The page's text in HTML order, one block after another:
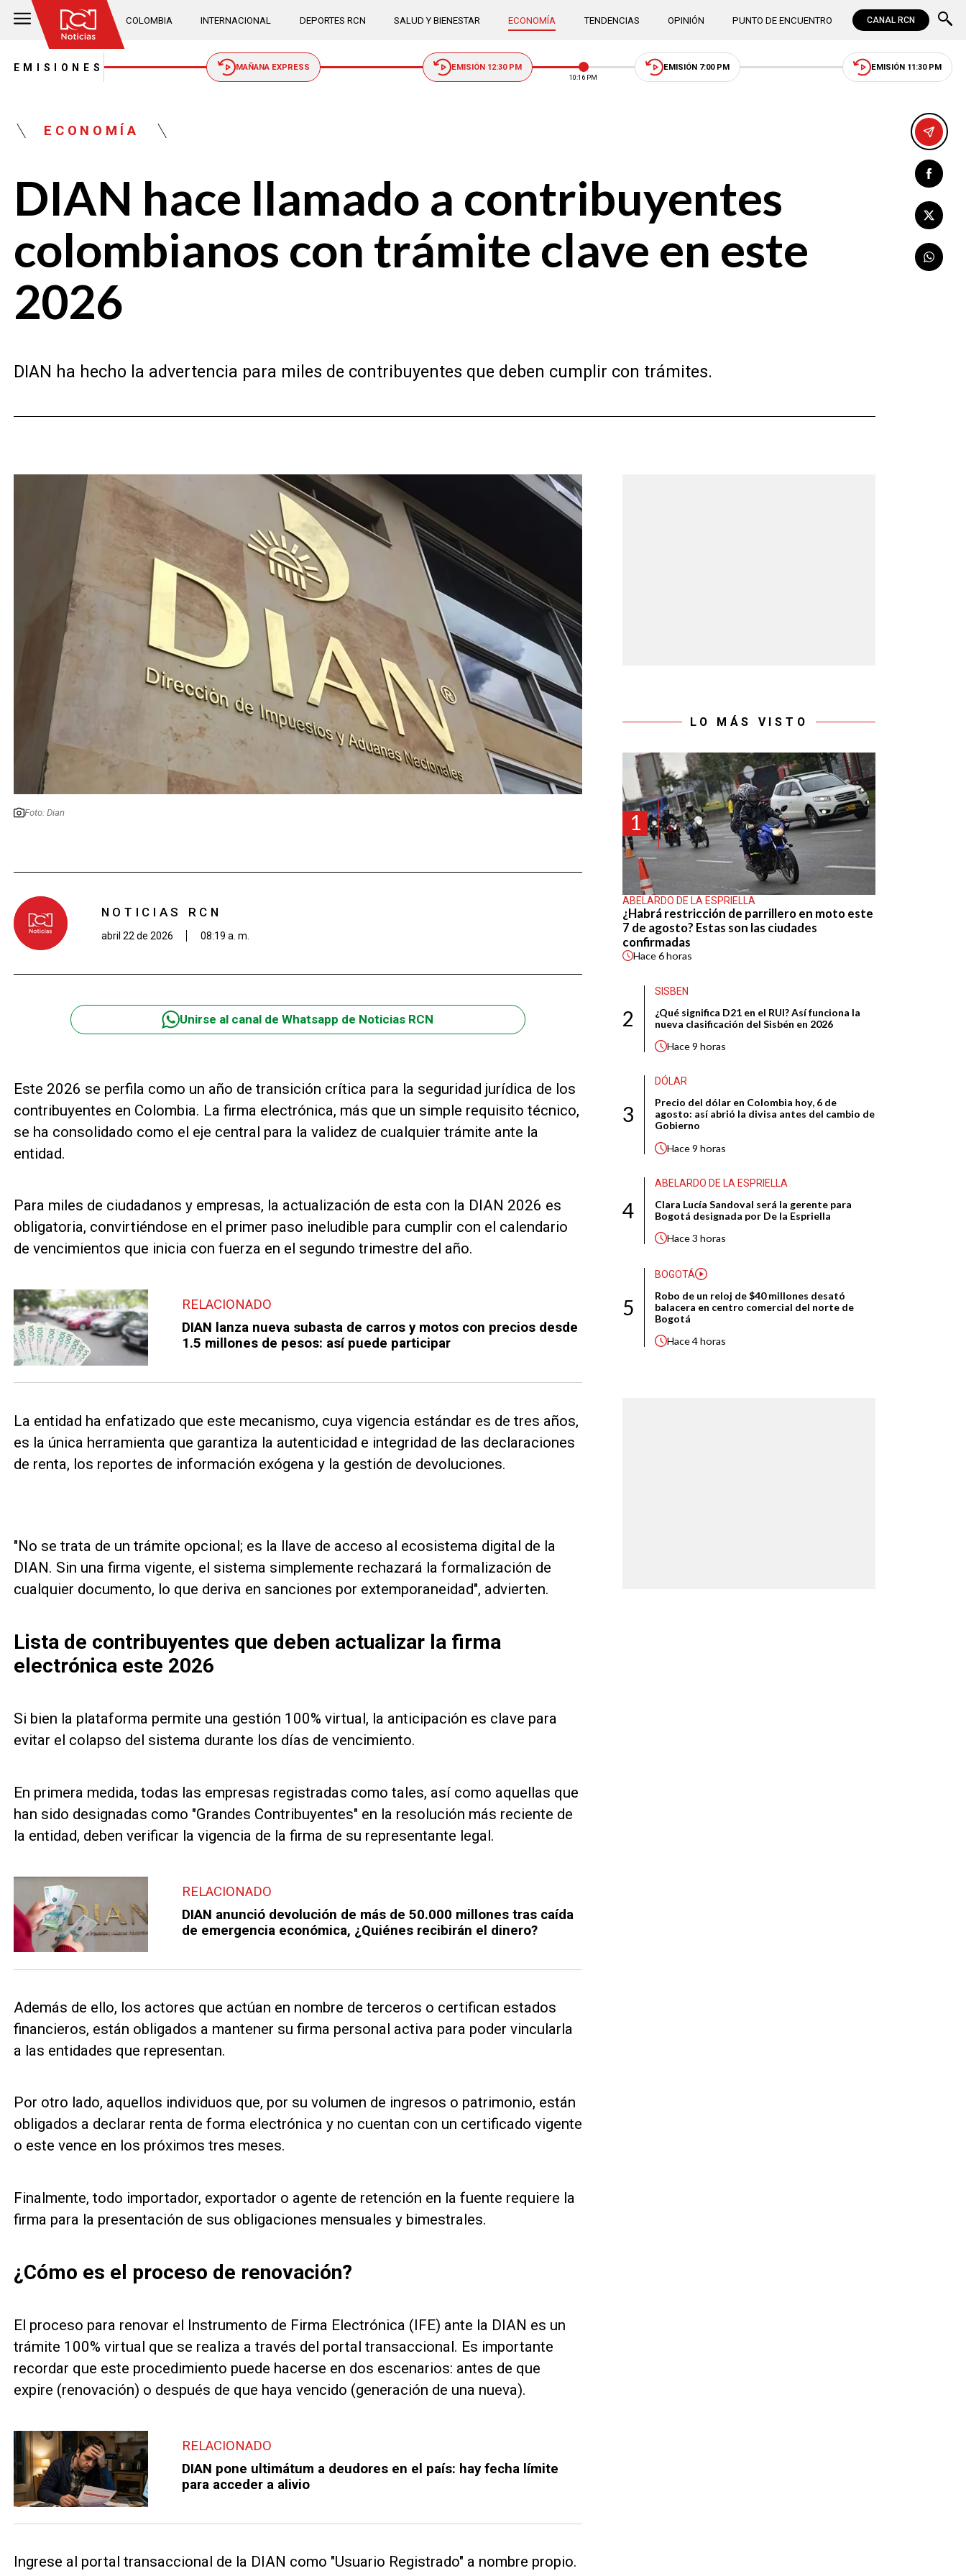
COLOMBIA INTERNACIONAL DEPORTES RCN SALUD Y BIENESTAR ECONOMÍA TENDENCIAS OPINIÓN PUNTO DE ENCUENTRO CANAL RCN
EMISIONES MAÑANA EXPRESS EMISIÓN 12:30 PM
10:16 PM
EMISIÓN 7:00 PM EMISIÓN 11:30 PM
ECONOMÍA
DIAN hace llamado a contribuyentes
colombianos con trámite clave en este
2026
DIAN ha hecho la advertencia para miles de contribuyentes que deben cumplir con trámites.
Foto: Dian
NOTICIAS RCN
abril 22 de 2026 08:19 a. m.
Unirse al canal de Whatsapp de Noticias RCN
Este 2026 se perfila como un año de transición crítica para la seguridad jurídica de los
contribuyentes en Colombia. La firma electrónica, más que un simple requisito técnico,
se ha consolidado como el eje central para la validez de cualquier trámite ante la
entidad.
Para miles de ciudadanos y empresas, la actualización de esta con la DIAN 2026 es
obligatoria, convirtiéndose en el primer paso ineludible para cumplir con el calendario
de vencimientos que inicia con fuerza en el segundo trimestre del año.
RELACIONADO
DIAN lanza nueva subasta de carros y motos con precios desde
1.5 millones de pesos: así puede participar
La entidad ha enfatizado que este mecanismo, cuya vigencia estándar es de tres años,
es la única herramienta que garantiza la autenticidad e integridad de las declaraciones
de renta, los reportes de información exógena y la gestión de devoluciones.
"No se trata de un trámite opcional; es la llave de acceso al ecosistema digital de la
DIAN. Sin una firma vigente, el sistema simplemente rechazará la formalización de
cualquier documento, lo que deriva en sanciones por extemporaneidad", advierten.
Lista de contribuyentes que deben actualizar la firma
electrónica este 2026
Si bien la plataforma permite una gestión 100% virtual, la anticipación es clave para
evitar el colapso del sistema durante los días de vencimiento.
En primera medida, todas las empresas registradas como tales, así como aquellas que
han sido designadas como "Grandes Contribuyentes" en la resolución más reciente de
la entidad, deben verificar la vigencia de la firma de su representante legal.
RELACIONADO
DIAN anunció devolución de más de 50.000 millones tras caída
de emergencia económica, ¿Quiénes recibirán el dinero?
Además de ello, los actores que actúan en nombre de terceros o certifican estados
financieros, están obligados a mantener su firma personal activa para poder vincularla
a las entidades que representan.
Por otro lado, aquellos individuos que, por su volumen de ingresos o patrimonio, están
obligados a declarar renta de forma electrónica y no cuentan con un certificado vigente
o este vence en los próximos tres meses.
Finalmente, todo importador, exportador o agente de retención en la fuente requiere la
firma para la presentación de sus obligaciones mensuales y bimestrales.
¿Cómo es el proceso de renovación?
El proceso para renovar el Instrumento de Firma Electrónica (IFE) ante la DIAN es un
trámite 100% virtual que se realiza a través del portal transaccional. Es importante
recordar que este procedimiento puede hacerse en dos escenarios: antes de que
expire (renovación) o después de que haya vencido (generación de una nueva).
RELACIONADO
DIAN pone ultimátum a deudores en el país: hay fecha límite
para acceder a alivio
Ingrese al portal transaccional de la DIAN como "Usuario Registrado" a nombre propio.
LO MÁS VISTO
1
ABELARDO DE LA ESPRIELLA
¿Habrá restricción de parrillero en moto este
7 de agosto? Estas son las ciudades
confirmadas
Hace6 horas
2
SISBEN
¿Qué significa D21 en el RUI? Así funciona la
nueva clasificación del Sisbén en 2026
Hace9 horas
3
DÓLAR
Precio del dólar en Colombia hoy, 6 de
agosto: así abrió la divisa antes del cambio de
Gobierno
Hace9 horas
4
ABELARDO DE LA ESPRIELLA
Clara Lucía Sandoval será la gerente para
Bogotá designada por De la Espriella
Hace3 horas
5
BOGOTÁ
Robo de un reloj de $40 millones desató
balacera en centro comercial del norte de
Bogotá
Hace4 horas